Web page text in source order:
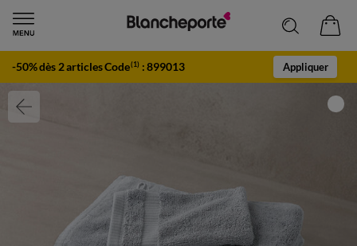
-50% dès 2 articles Code(1) :899013 Appliquer